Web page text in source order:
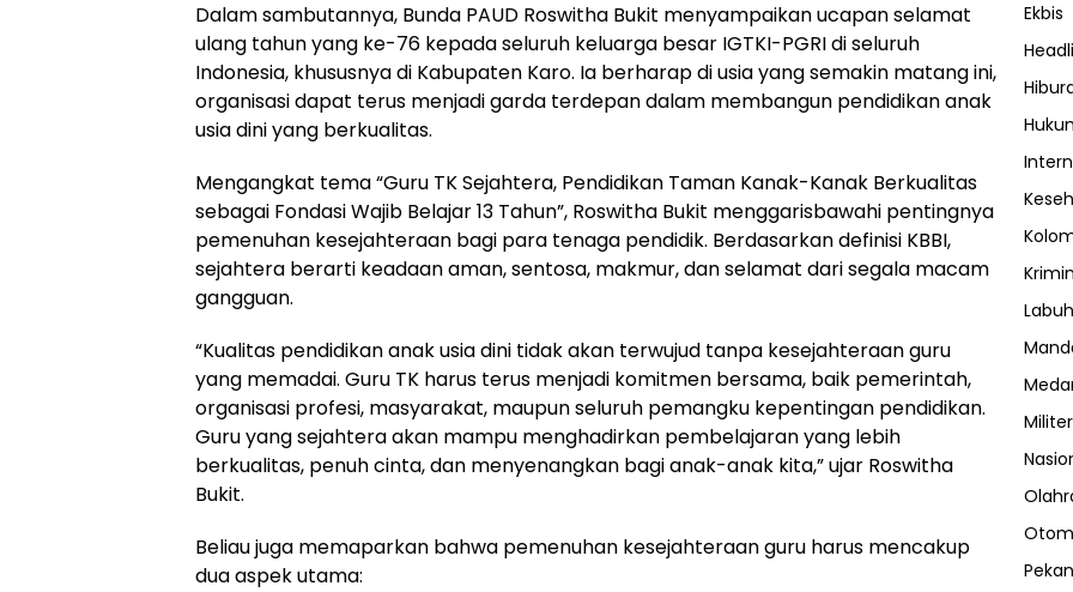
Dalam sambutannya, Bunda PAUD Roswitha Bukit menyampaikan ucapan selamat
ulang tahun yang ke-76 kepada seluruh keluarga besar IGTKI-PGRI di seluruh
Indonesia, khususnya di Kabupaten Karo. Ia berharap di usia yang semakin matang ini,
organisasi dapat terus menjadi garda terdepan dalam membangun pendidikan anak
usia dini yang berkualitas.
Mengangkat tema “Guru TK Sejahtera, Pendidikan Taman Kanak-Kanak Berkualitas
sebagai Fondasi Wajib Belajar 13 Tahun”, Roswitha Bukit menggarisbawahi pentingnya
pemenuhan kesejahteraan bagi para tenaga pendidik. Berdasarkan definisi KBBI,
sejahtera berarti keadaan aman, sentosa, makmur, dan selamat dari segala macam
gangguan.
“Kualitas pendidikan anak usia dini tidak akan terwujud tanpa kesejahteraan guru
yang memadai. Guru TK harus terus menjadi komitmen bersama, baik pemerintah,
organisasi profesi, masyarakat, maupun seluruh pemangku kepentingan pendidikan.
Guru yang sejahtera akan mampu menghadirkan pembelajaran yang lebih
berkualitas, penuh cinta, dan menyenangkan bagi anak-anak kita,” ujar Roswitha
Bukit.
Beliau juga memaparkan bahwa pemenuhan kesejahteraan guru harus mencakup
dua aspek utama:
Ekbis
Militer